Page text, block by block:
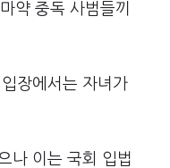
약 중독 사범들끼
장에서는 자녀가
나 이는 국회 입법